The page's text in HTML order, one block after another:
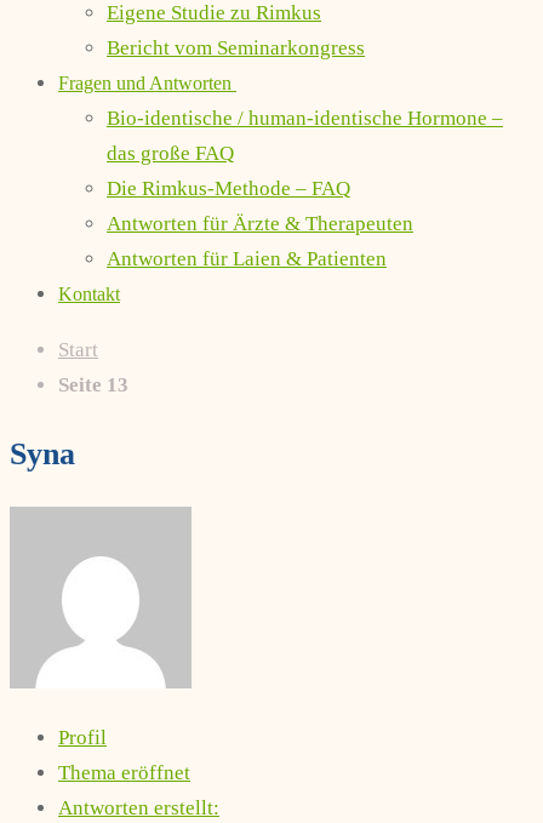
Eigene Studie zu Rimkus
Bericht vom Seminarkongress
Fragen und Antworten
Bio-identische / human-identische Hormone –
das große FAQ
Die Rimkus-Methode – FAQ
Antworten für Ärzte & Therapeuten
Antworten für Laien & Patienten
Kontakt
Start
Seite 13
Syna
Profil
Thema eröffnet
Antworten erstellt: